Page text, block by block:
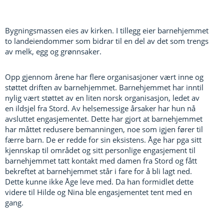
Bygningsmassen eies av kirken. I tillegg eier barnehjemmet
to landeiendommer som bidrar til en del av det som trengs
av melk, egg og grønnsaker. ​
Opp gjennom årene har flere organisasjoner vært inne og
støttet driften av barnehjemmet. Barnehjemmet har inntil
nylig vært støttet av en liten norsk organisasjon, ledet av
en ildsjel fra Stord. Av helsemessige årsaker har hun nå
avsluttet engasjementet. Dette har gjort at barnehjemmet
har måttet redusere bemanningen, noe som igjen fører til
færre barn. De er redde for sin eksistens. Åge har pga sitt
kjennskap til området og sitt personlige engasjement til
barnehjemmet tatt kontakt med damen fra Stord og fått
bekreftet at barnehjemmet står i fare for å bli lagt ned.
Dette kunne ikke Åge leve med. Da han formidlet dette
videre til Hilde og Nina ble engasjementet tent med en
gang.​